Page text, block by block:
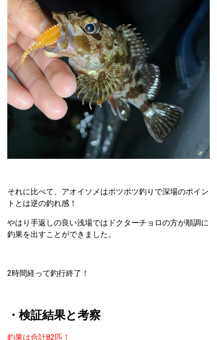
それに比べて、アオイソメはポツポツ釣りで深場のポイン
トとは逆の釣れ感！
やはり手返しの良い浅場ではドクターチョロの方が順調に
釣果を出すことができました。
2時間経って釣行終了！
・検証結果と考察
釣果は合計82匹！